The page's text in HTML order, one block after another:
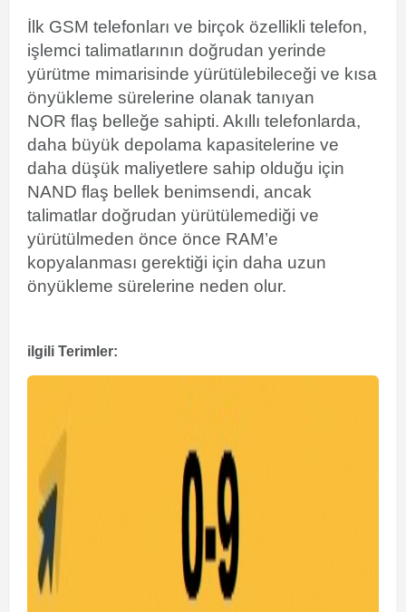
İlk GSM telefonları ve birçok özellikli telefon,
işlemci talimatlarının doğrudan yerinde
yürütme mimarisinde yürütülebileceği ve kısa
önyükleme sürelerine olanak tanıyan
NOR flaş belleğe sahipti. Akıllı telefonlarda,
daha büyük depolama kapasitelerine ve
daha düşük maliyetlere sahip olduğu için
NAND flaş bellek benimsendi, ancak
talimatlar doğrudan yürütülemediği ve
yürütülmeden önce önce RAM’e
kopyalanması gerektiği için daha uzun
önyükleme sürelerine neden olur.
ilgili Terimler: